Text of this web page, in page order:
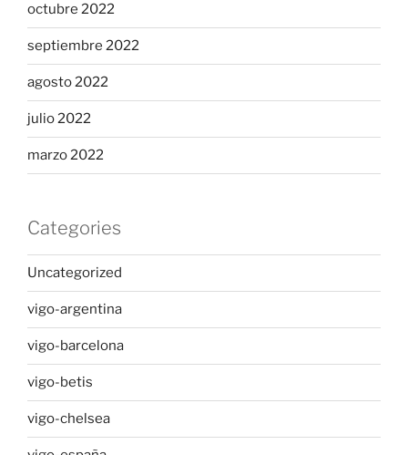
octubre 2022
septiembre 2022
agosto 2022
julio 2022
marzo 2022
Categories
Uncategorized
vigo-argentina
vigo-barcelona
vigo-betis
vigo-chelsea